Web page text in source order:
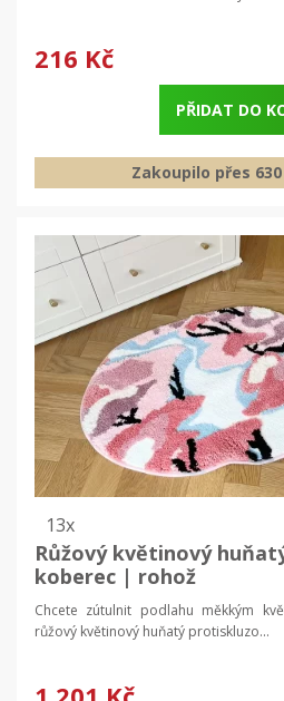
216 Kč
PŘIDAT DO
Zakoupilo přes
13x
Růžový květinový
koberec | rohož
Chcete zútulnit podlahu měkkým
růžový květinový huňatý protiskluzo...